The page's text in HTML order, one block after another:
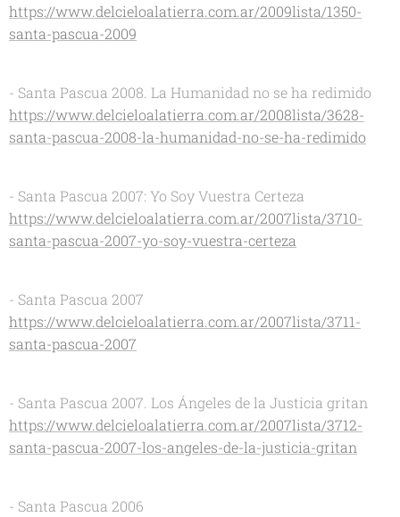
https://www.delcieloalatierra.com.ar/2009lista/1350-
santa-pascua-2009
- Santa Pascua 2008. La Humanidad no se ha redimido
https://www.delcieloalatierra.com.ar/2008lista/3628-
santa-pascua-2008-la-humanidad-no-se-ha-redimido
- Santa Pascua 2007: Yo Soy Vuestra Certeza
https://www.delcieloalatierra.com.ar/2007lista/3710-
santa-pascua-2007-yo-soy-vuestra-certeza
- Santa Pascua 2007
https://www.delcieloalatierra.com.ar/2007lista/3711-
santa-pascua-2007
- Santa Pascua 2007. Los Ángeles de la Justicia gritan
https://www.delcieloalatierra.com.ar/2007lista/3712-
santa-pascua-2007-los-angeles-de-la-justicia-gritan
- Santa Pascua 2006